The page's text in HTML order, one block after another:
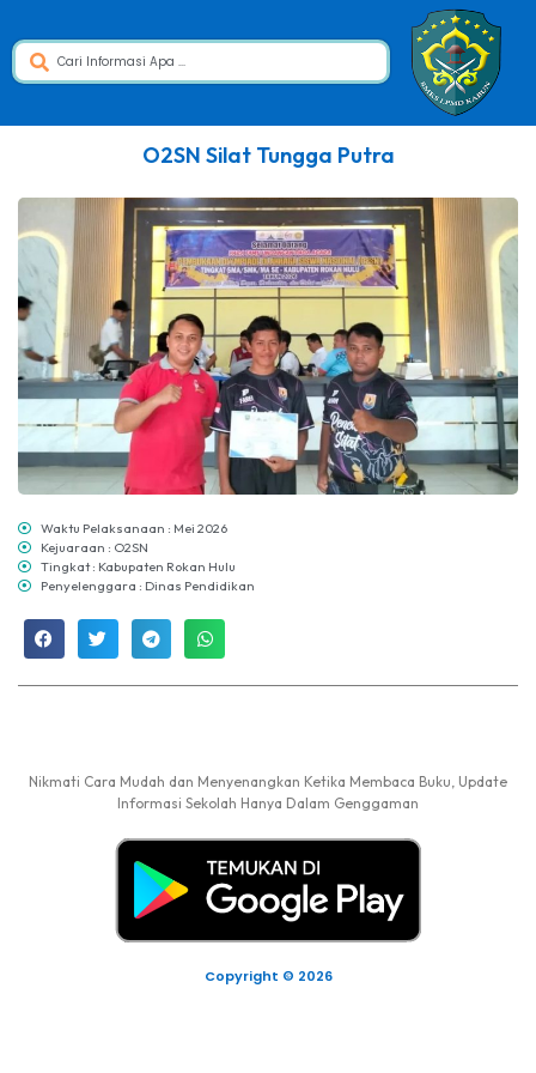
O2SN Silat Tungga Putra
Waktu Pelaksanaan : Mei 2026
Kejuaraan : O2SN
Tingkat : Kabupaten Rokan Hulu
Penyelenggara : Dinas Pendidikan
Nikmati Cara Mudah dan Menyenangkan Ketika Membaca Buku, Update
Informasi Sekolah Hanya Dalam Genggaman
Copyright © 2026